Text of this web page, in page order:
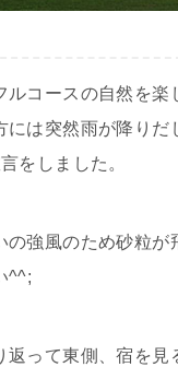
コースの自然を楽
は突然雨が降りだ
をしました。
強風のため砂粒が
^^;
って東側、宿を見